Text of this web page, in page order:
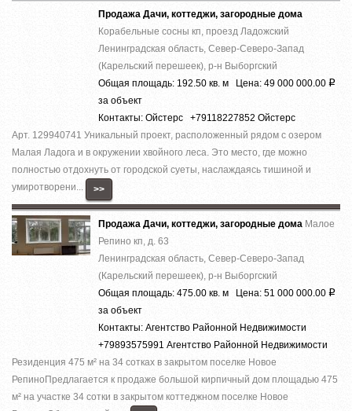
Продажа Дачи, коттеджи, загородные дома
Корабельные сосны кп, проезд Ладожский
Ленинградская область, Север-Северо-Запад
(Карельский перешеек), р-н Выборгский
Общая площадь: 192.50 кв. м Цена: 49 000 000.00 Р
за объект
Контакты: Ойстерс +79118227852 Ойстерс
Арт. 129940741 Уникальный проект, расположенный рядом с озером
Малая Ладога и в окружении хвойного леса. Это место, где можно
полностью отдохнуть от городской суеты, наслаждаясь тишиной и
умиротворени...
>>
Продажа Дачи, коттеджи, загородные дома Малое
Репино кп, д. 63
Ленинградская область, Север-Северо-Запад
(Карельский перешеек), р-н Выборгский
Общая площадь: 475.00 кв. м Цена: 51 000 000.00 Р
за объект
Контакты: Агентство Районной Недвижимости
+79893575991 Агентство Районной Недвижимости
Резиденция 475 м² на 34 сотках в закрытом поселке Новое
РепиноПредлагается к продаже большой кирпичный дом площадью 475
м² на участке 34 сотки в закрытом коттеджном поселке Новое